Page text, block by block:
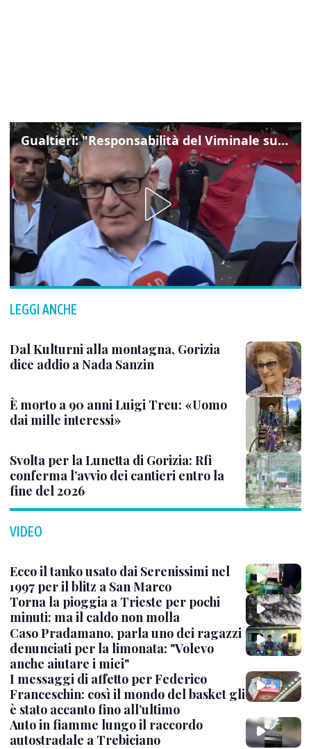
Gualtieri: "Responsabilità del Viminale su Spin Time? La posizione dei partiti è nota"
LEGGI ANCHE
Dal Kulturni alla montagna, Gorizia
dice addio a Nada Sanzin
È morto a 90 anni Luigi Treu: «Uomo
dai mille interessi»
Svolta per la Lunetta di Gorizia: Rfi
conferma l’avvio dei cantieri entro la
fine del 2026
VIDEO
Ecco il tanko usato dai Serenissimi nel
1997 per il blitz a San Marco
Torna la pioggia a Trieste per pochi
minuti: ma il caldo non molla
Caso Pradamano, parla uno dei ragazzi
denunciati per la limonata: "Volevo
anche aiutare i miei"
I messaggi di affetto per Federico
Franceschin: così il mondo del basket gli
è stato accanto fino all’ultimo
Auto in fiamme lungo il raccordo
autostradale a Trebiciano